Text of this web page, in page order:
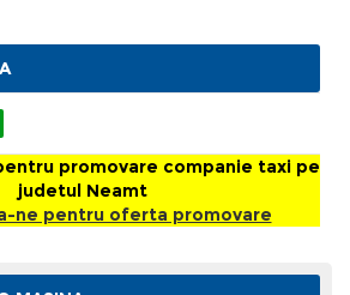
promovare companie taxi pe
judetul Neamt
ne pentru oferta promovare